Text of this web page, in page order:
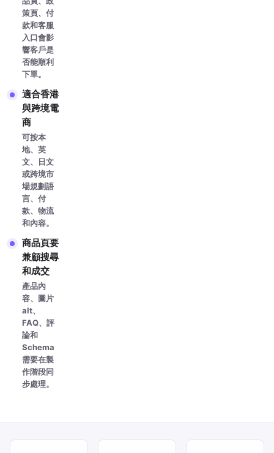
策頁、付
款和客服
入口會影
響客戶是
否能順利
下單。
適合香港
與跨境電
商
可按本
地、英
文、日文
或跨境市
場規劃語
言、付
款、物流
和內容。
商品頁要
兼顧搜尋
和成交
產品內
容、圖片
alt、
FAQ、評
論和
Schema
需要在製
作階段同
步處理。